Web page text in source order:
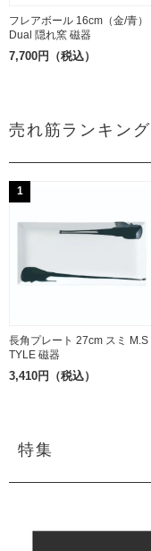
フレアボール 16cm（金/青）
Dual 隠れ窯 磁器
7,700円（税込）
売れ筋ランキング
1
長角プレート 27cm スミ M.S
TYLE 磁器
3,410円（税込）
特集